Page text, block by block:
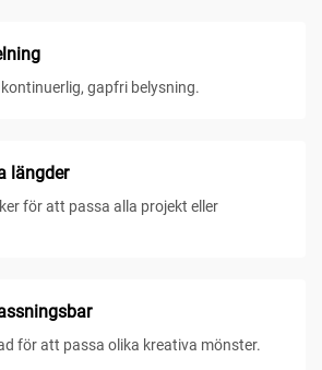
gapfri belysning.
längder
för att passa alla projekt eller
för att passa olika kreativa mönster.